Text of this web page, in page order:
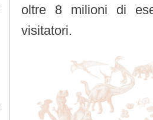
oltre 8 milioni di
visitatori.